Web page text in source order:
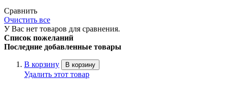
Сравнить
Очистить все
У Вас нет товаров для сравнения.
Список пожеланий
Последние добавленные товары
В корзину В корзину
Удалить этот товар